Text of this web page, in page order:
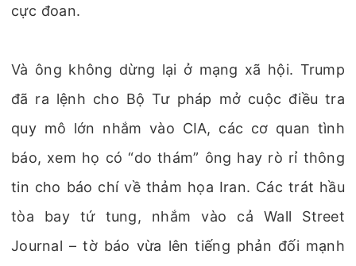
cực đoan.
Và ông không dừng lại ở mạng xã hội. Trump
đã ra lệnh cho Bộ Tư pháp mở cuộc điều tra
quy mô lớn nhắm vào CIA, các cơ quan tình
báo, xem họ có “do thám” ông hay rò rỉ thông
tin cho báo chí về thảm họa Iran. Các trát hầu
tòa bay tứ tung, nhắm vào cả Wall Street
Journal – tờ báo vừa lên tiếng phản đối mạnh